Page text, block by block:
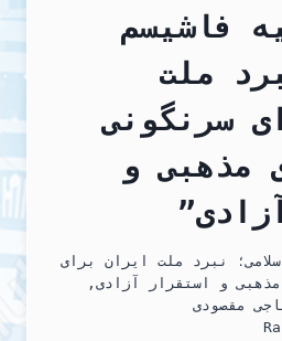
فاشیسم
ملت
سرنگونی
مذهبی و
نبرد ملت ایران برای
و استقرار آزادی,
مقصودی